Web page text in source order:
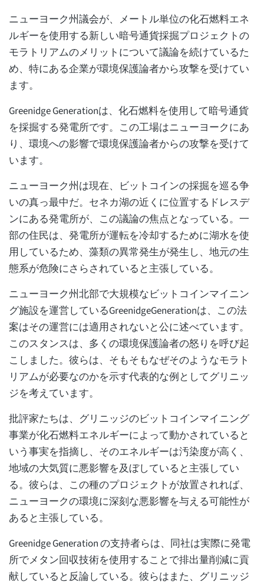
ニューヨーク州議会が、メートル単位の化石燃料エネ
ルギーを使用する新しい暗号通貨採掘プロジェクトの
モラトリアムのメリットについて議論を続けているた
め、特にある企業が環境保護論者から攻撃を受けてい
ます。
Greenidge Generationは、化石燃料を使用して暗号通貨
を採掘する発電所です。この工場はニューヨークにあ
り、環境への影響で環境保護論者からの攻撃を受けて
います。
ニューヨーク州は現在、ビットコインの採掘を巡る争
いの真っ最中だ。セネカ湖の近くに位置するドレスデ
ンにある発電所が、この議論の焦点となっている。一
部の住民は、発電所が運転を冷却するために湖水を使
用しているため、藻類の異常発生が発生し、地元の生
態系が危険にさらされていると主張している。
ニューヨーク州北部で大規模なビットコインマイニン
グ施設を運営しているGreenidgeGenerationは、この法
案はその運営には適用されないと公に述べています。
このスタンスは、多くの環境保護論者の怒りを呼び起
こしました。彼らは、そもそもなぜそのようなモラト
リアムが必要なのかを示す代表的な例としてグリニッ
ジを考えています。
批評家たちは、グリニッジのビットコインマイニング
事業が化石燃料エネルギーによって動かされていると
いう事実を指摘し、そのエネルギーは汚染度が高く、
地域の大気質に悪影響を及ぼしていると主張してい
る。彼らは、この種のプロジェクトが放置されれば、
ニューヨークの環境に深刻な悪影響を与える可能性が
あると主張している。
Greenidge Generation の支持者らは、同社は実際に発電
所でメタン回収技術を使用することで排出量削減に貢
献していると反論している。彼らはまた、グリニッジ